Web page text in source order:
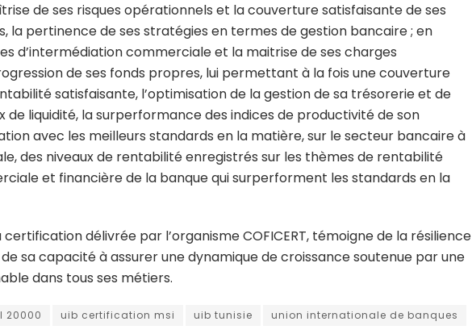
de ses risques opérationnels et la couverture satisfaisante de ses
la pertinence de ses stratégies en termes de gestion bancaire ; en
d’intermédiation commerciale et la maitrise de ses charges
de ses fonds propres, lui permettant à la fois une couverture
satisfaisante, l’optimisation de la gestion de sa trésorerie et de
de liquidité, la surperformance des indices de productivité de son
avec les meilleurs standards en la matière, sur le secteur bancaire à
des niveaux de rentabilité enregistrés sur les thèmes de rentabilité
et financière de la banque qui surperforment les standards en la
délivrée par l’organisme COFICERT, témoigne de la résilience
de sa capacité à assurer une dynamique de croissance soutenue par une
dans tous ses métiers.
20000 uib certification msi uib tunisie union internationale de banques